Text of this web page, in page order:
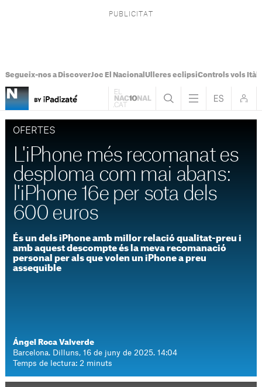
Segueix-nos a DiscoverJoc El Nacional Ulleres eclipsiControls vols
OFERTES
L'iPhone més recomanat es
desploma com mai abans:
l'iPhone 16e per sota dels
600 euros
És un dels iPhone amb millor relació qualitat-preu i
amb aquest descompte és la meva recomanació
personal per als que volen un iPhone a preu
assequible
Ángel Roca Valverde
Barcelona. Dilluns, 16 de juny de 2025. 14:04
Temps de lectura: 2 minuts